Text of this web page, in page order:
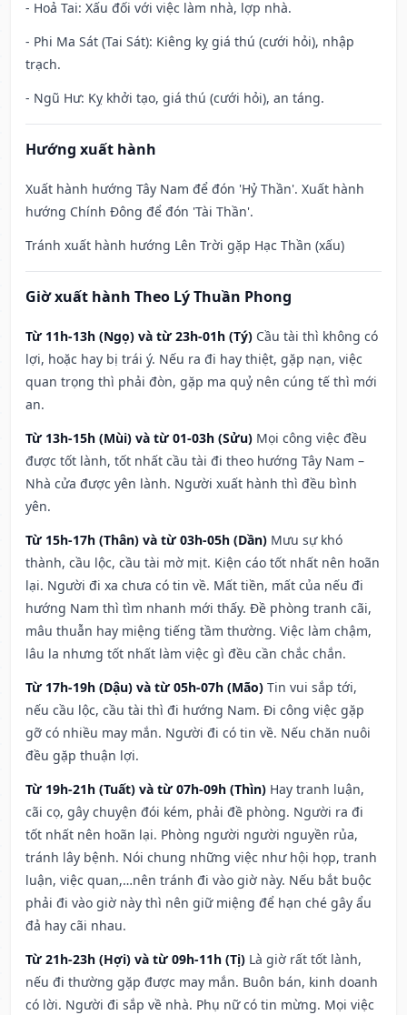
- Hoả Tai: Xấu đối với việc làm nhà, lợp nhà.
- Phi Ma Sát (Tai Sát): Kiêng kỵ giá thú (cưới hỏi), nhập
trạch.
- Ngũ Hư: Kỵ khởi tạo, giá thú (cưới hỏi), an táng.
Hướng xuất hành
Xuất hành hướng Tây Nam để đón 'Hỷ Thần'. Xuất hành
hướng Chính Đông để đón 'Tài Thần'.
Tránh xuất hành hướng Lên Trời gặp Hạc Thần (xấu)
Giờ xuất hành Theo Lý Thuần Phong
Từ 11h-13h (Ngọ) và từ 23h-01h (Tý) Cầu tài thì không có
lợi, hoặc hay bị trái ý. Nếu ra đi hay thiệt, gặp nạn, việc
quan trọng thì phải đòn, gặp ma quỷ nên cúng tế thì mới
an.
Từ 13h-15h (Mùi) và từ 01-03h (Sửu) Mọi công việc đều
được tốt lành, tốt nhất cầu tài đi theo hướng Tây Nam –
Nhà cửa được yên lành. Người xuất hành thì đều bình
yên.
Từ 15h-17h (Thân) và từ 03h-05h (Dần) Mưu sự khó
thành, cầu lộc, cầu tài mờ mịt. Kiện cáo tốt nhất nên hoãn
lại. Người đi xa chưa có tin về. Mất tiền, mất của nếu đi
hướng Nam thì tìm nhanh mới thấy. Đề phòng tranh cãi,
mâu thuẫn hay miệng tiếng tầm thường. Việc làm chậm,
lâu la nhưng tốt nhất làm việc gì đều cần chắc chắn.
Từ 17h-19h (Dậu) và từ 05h-07h (Mão) Tin vui sắp tới,
nếu cầu lộc, cầu tài thì đi hướng Nam. Đi công việc gặp
gỡ có nhiều may mắn. Người đi có tin về. Nếu chăn nuôi
đều gặp thuận lợi.
Từ 19h-21h (Tuất) và từ 07h-09h (Thìn) Hay tranh luận,
cãi cọ, gây chuyện đói kém, phải đề phòng. Người ra đi
tốt nhất nên hoãn lại. Phòng người người nguyền rủa,
tránh lây bệnh. Nói chung những việc như hội họp, tranh
luận, việc quan,…nên tránh đi vào giờ này. Nếu bắt buộc
phải đi vào giờ này thì nên giữ miệng để hạn ché gây ẩu
đả hay cãi nhau.
Từ 21h-23h (Hợi) và từ 09h-11h (Tị) Là giờ rất tốt lành,
nếu đi thường gặp được may mắn. Buôn bán, kinh doanh
có lời. Người đi sắp về nhà. Phụ nữ có tin mừng. Mọi việc